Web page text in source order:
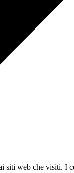
web che visiti. I